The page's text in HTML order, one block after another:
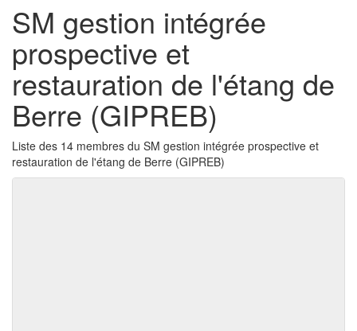
SM gestion intégrée
prospective et
restauration de l'étang de
Berre (GIPREB)
Liste des 14 membres du SM gestion intégrée prospective et
restauration de l'étang de Berre (GIPREB)